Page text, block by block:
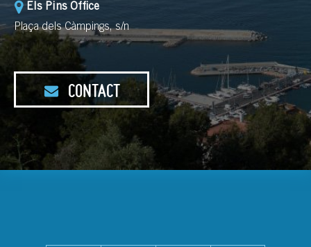
Els Pins Office
Plaça dels Càmpings, s/n
CONTACT